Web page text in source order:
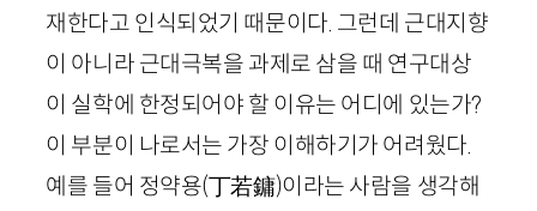
재한다고 인식되었기 때문이다. 그런데 근대지향
이 아니라 근대극복을 과제로 삼을 때 연구대상
이 실학에 한정되어야 할 이유는 어디에 있는가?
이 부분이 나로서는 가장 이해하기가 어려웠다.
예를 들어 정약용(丁若鏞)이라는 사람을 생각해